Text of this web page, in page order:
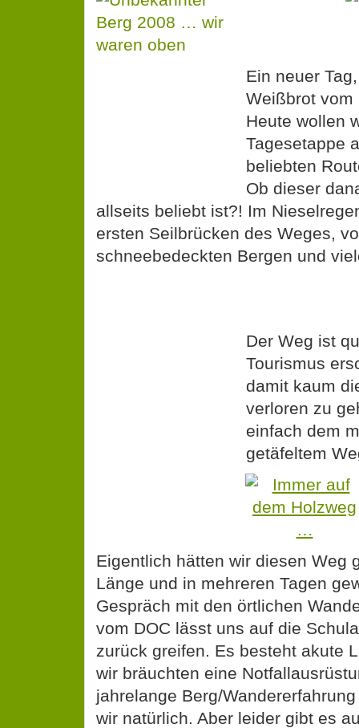
Ein neuer
Weißbrot vom
Heute wollen
Tagesetappe
beliebten
Ob dieser
allseits beliebt ist?! Im
ersten Seilbrücken des Weges,
schneebedeckten Bergen und
Der Weg ist
Tourismus
damit kaum
verloren zu
einfach dem
getäfeltem
Eigentlich hätten wir diesen Weg
Länge und in mehreren Tagen
Gespräch mit den örtlichen
vom DOC lässt uns auf die
zurück greifen. Es besteht akute
wir bräuchten eine
jahrelange Berg/
wir natürlich. Aber leider gibt es